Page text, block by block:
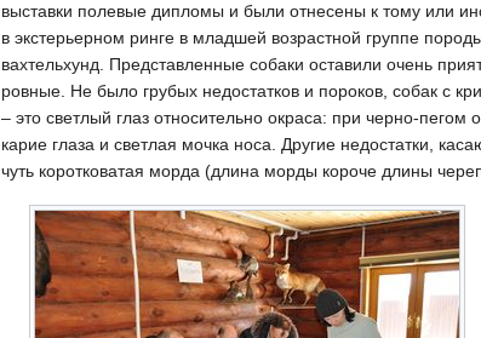
выставки полевые дипломы и были отнесены к тому или
в экстерьерном ринге в младшей возрастной группе
вахтельхунд. Представленные собаки оставили очень
ровные. Не было грубых недостатков и пороков, собак с
– это светлый глаз относительно окраса: при черно-
карие глаза и светлая мочка носа. Другие недостатки,
чуть коротковатая морда (длина морды короче длины